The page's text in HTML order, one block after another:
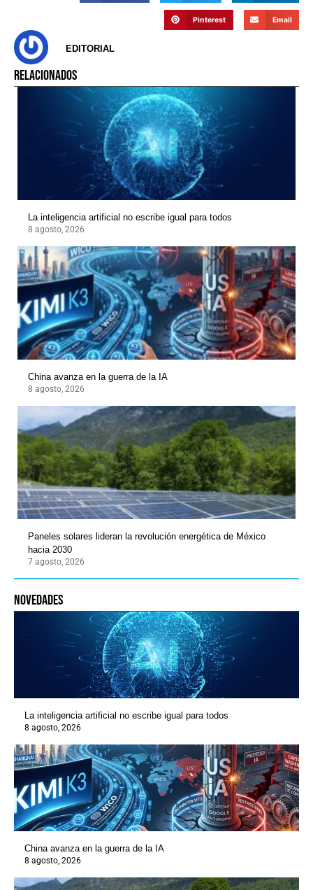
Pinterest Email
EDITORIAL
RELACIONADOS
La inteligencia artificial no escribe igual para todos
8 agosto, 2026
China avanza en la guerra de la IA
8 agosto, 2026
Paneles solares lideran la revolución energética de México
hacia 2030
7 agosto, 2026
novedades
La inteligencia artificial no escribe igual para todos
8 agosto, 2026
China avanza en la guerra de la IA
8 agosto, 2026